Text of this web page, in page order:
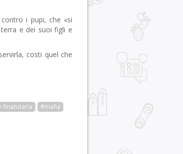
i pupi, che «si
e dei suoi figli e
costi quel che
finanziaria
#mafia